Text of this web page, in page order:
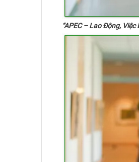
“APEC – Lao Động, Việc